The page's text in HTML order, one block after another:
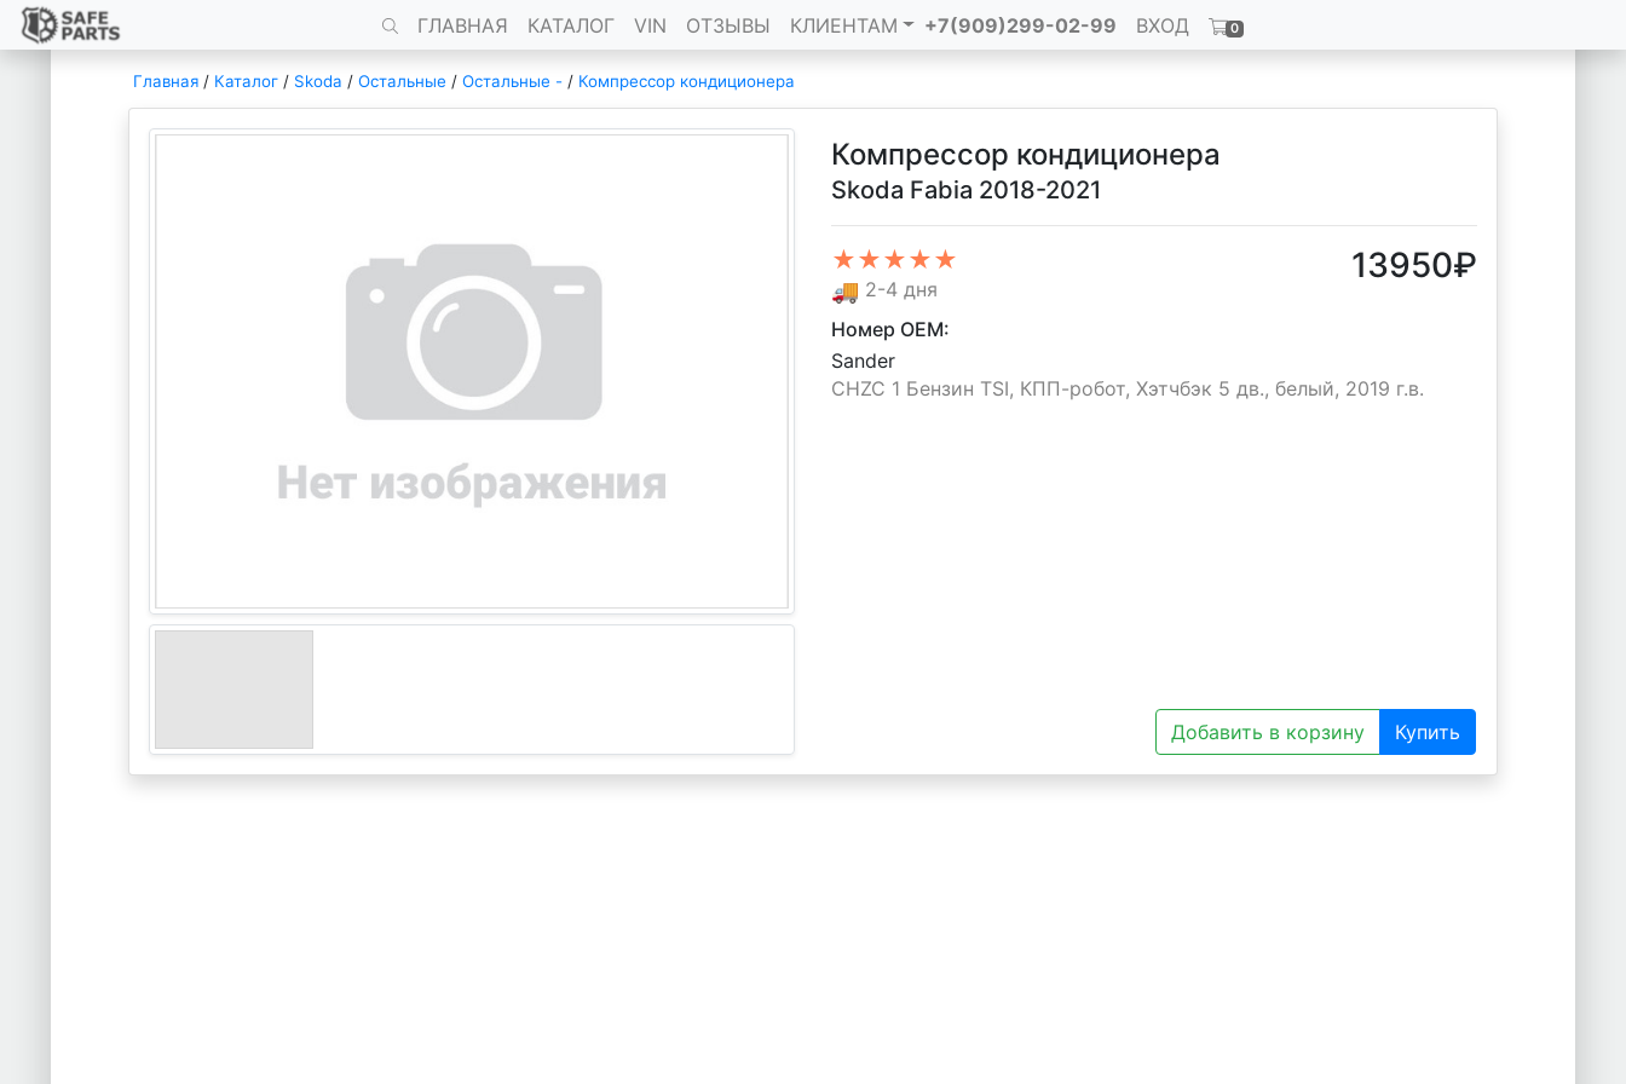
ГЛАВНАЯ КАТАЛОГ VIN ОТЗЫВЫ КЛИЕНТАМ +7(909)299-02-99 ВХОД 0
Главная / Каталог / Skoda / Остальные / Остальные - / Компрессор кондиционера
Компрессор кондиционера
Skoda Fabia 2018-2021
★★★★★
🚚 2-4 дня
13950₽
Номер OEM:
Sander
CHZC 1 Бензин TSI, КПП-робот, Хэтчбэк 5 дв., белый, 2019 г.в.
Добавить в корзину Купить